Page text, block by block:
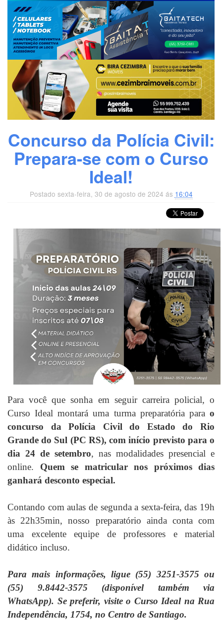
Concurso da Polícia Civil:
Prepara-se com o Curso
Ideal!
Postado sexta-feira, 30 de agosto de 2024 ás 16:04
Para você que sonha em seguir carreira policial, o
Curso Ideal montará uma turma preparatória para o
concurso da Polícia Civil do Estado do Rio
Grande do Sul (PC RS), com início previsto para o
dia 24 de setembro, nas modalidades presencial e
online. Quem se matricular nos próximos dias
ganhará desconto especial.
Contando com aulas de segunda a sexta-feira, das 19h
às 22h35min, nosso preparatório ainda conta com
uma excelente equipe de professores e material
didático incluso.
Para mais informações, ligue (55) 3251-3575 ou
(55) 9.8442-3575 (disponível também via
WhatsApp). Se preferir, visite o Curso Ideal na Rua
Independência, 1754, no Centro de Santiago.